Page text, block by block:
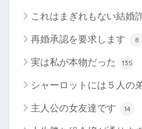
これはまぎれもない結婚
再婚承認を要求します 8
実は私が本物だった 135
シャーロットには５人の
主人公の女友達です 14